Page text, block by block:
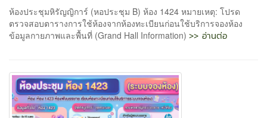
ห้องประชุมหิรัญญิการ์ (หอประชุม B) ห้อง 1424 หมายเหตุ: โปรด
ตรวจสอบตารางการใช้ห้องจากห้องทะเบียนก่อนใช้บริการจองห้อง
ข้อมูลกายภาพและพื้นที่ (Grand Hall Information) >> อ่านต่อ